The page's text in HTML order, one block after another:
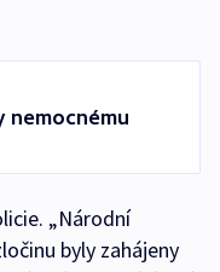
nemocnému
„Národní
byly zahájeny